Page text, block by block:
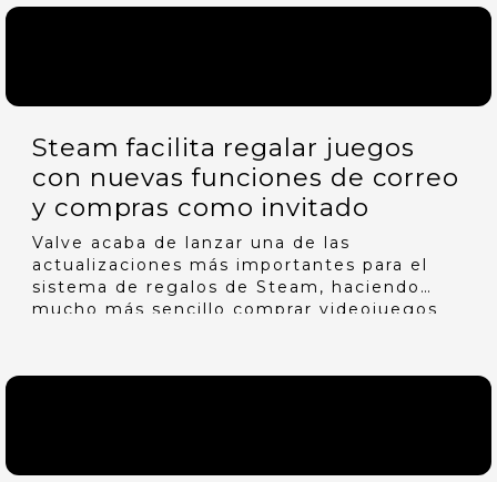
Steam facilita regalar juegos
con nuevas funciones de correo
y compras como invitado
Valve acaba de lanzar una de las
actualizaciones más importantes para el
sistema de regalos de Steam, haciendo
mucho más sencillo comprar videojuegos
posibilidad de regalar juegos a usuarios …